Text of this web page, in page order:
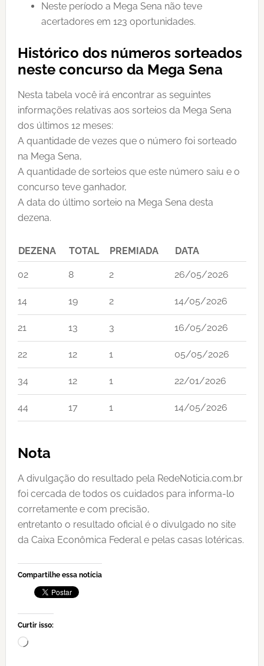
Neste período a Mega Sena não teve
acertadores em 123 oportunidades.
Histórico dos números sorteados
neste concurso da Mega Sena
Nesta tabela você irá encontrar as seguintes
informações relativas aos sorteios da Mega Sena
dos últimos 12 meses:
A quantidade de vezes que o número foi sorteado
na Mega Sena,
A quantidade de sorteios que este número saiu e o
concurso teve ganhador,
A data do último sorteio na Mega Sena desta
dezena.
DEZENA TOTAL PREMIADA DATA
02 8 2 26/05/2026
14 19 2 14/05/2026
21 13 3 16/05/2026
22 12 1 05/05/2026
34 12 1 22/01/2026
44 17 1 14/05/2026
Nota
A divulgação do resultado pela RedeNoticia.com.br
foi cercada de todos os cuidados para informa-lo
corretamente e com precisão,
entretanto o resultado oficial é o divulgado no site
da Caixa Econômica Federal e pelas casas lotéricas.
Compartilhe essa notícia
Curtir isso:
Carregando...